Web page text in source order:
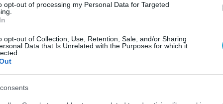
opt-out of processing my Personal Data for Targeted
opt-out of Collection, Use, Retention, Sale, and/or Sharing
Data that Is Unrelated with the Purposes for which it
των ποσοτήτων νερού θα καθυστερήσει ή
προβλημάτων.
δεν πίνει αρκετό νερό ο οργανισμός
μιαδιαδικασίαόμωςπου ενεργοποιεί
εμφάνιση καρδιακών προβλημάτων και